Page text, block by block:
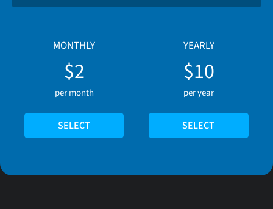
MONTHLY
$2
per month
SELECT
YEARLY
$10
per year
SELECT